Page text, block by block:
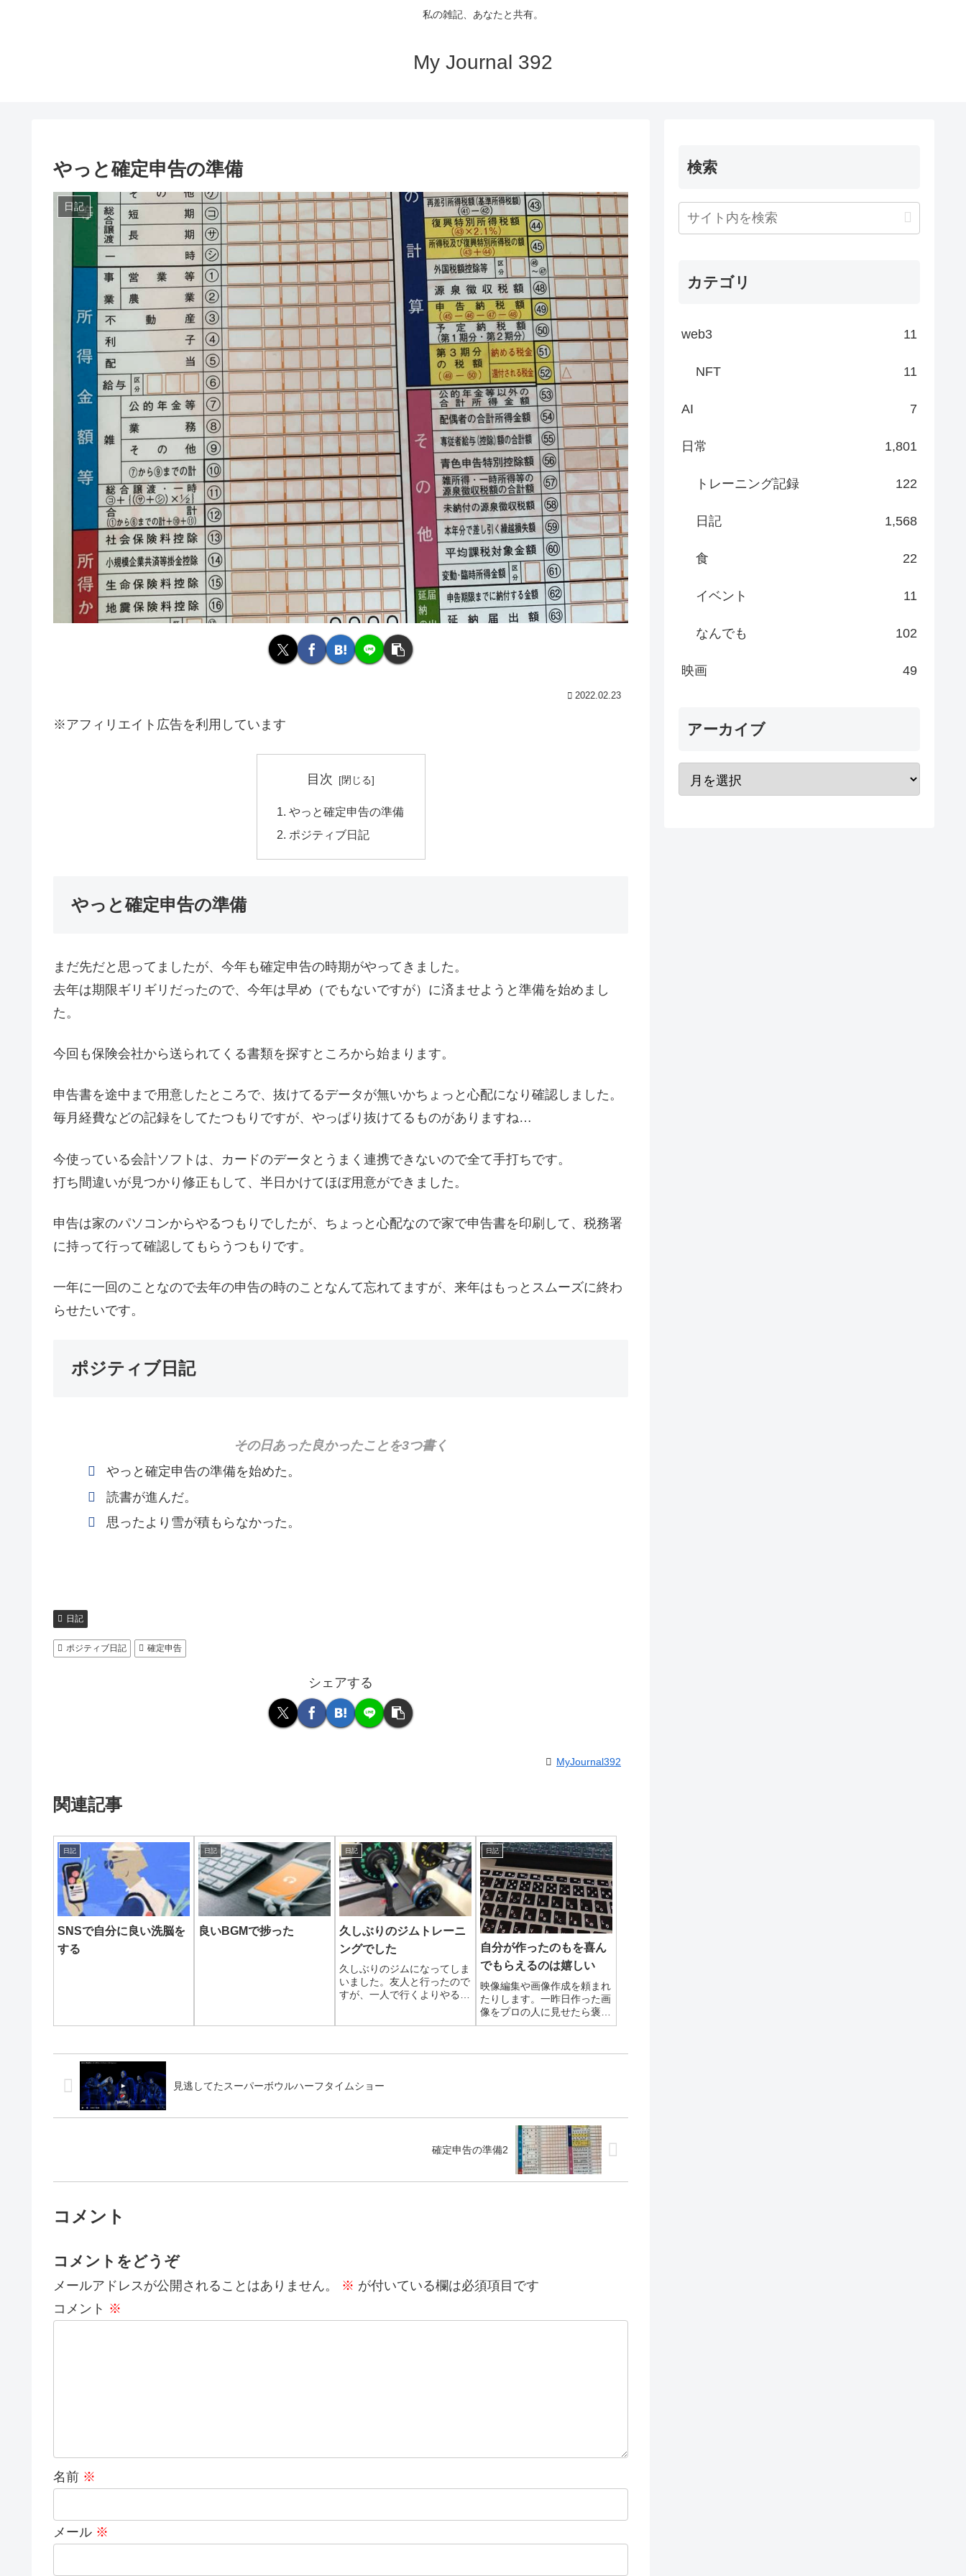
私の雑記、あなたと共有。
My Journal 392
やっと確定申告の準備
日記
2022.02.23
※アフィリエイト広告を利用しています
目次
やっと確定申告の準備
ポジティブ日記
やっと確定申告の準備
まだ先だと思ってましたが、今年も確定申告の時期がやってきました。
去年は期限ギリギリだったので、今年は早め（でもないですが）に済ませようと準備を始めまし
た。
今回も保険会社から送られてくる書類を探すところから始まります。
申告書を途中まで用意したところで、抜けてるデータが無いかちょっと心配になり確認しました。
毎月経費などの記録をしてたつもりですが、やっぱり抜けてるものがありますね…
今使っている会計ソフトは、カードのデータとうまく連携できないので全て手打ちです。
打ち間違いが見つかり修正もして、半日かけてほぼ用意ができました。
申告は家のパソコンからやるつもりでしたが、ちょっと心配なので家で申告書を印刷して、税務署
に持って行って確認してもらうつもりです。
一年に一回のことなので去年の申告の時のことなんて忘れてますが、来年はもっとスムーズに終わ
らせたいです。
ポジティブ日記
その日あった良かったことを3つ書く
やっと確定申告の準備を始めた。
読書が進んだ。
思ったより雪が積もらなかった。
日記
ポジティブ日記 確定申告
シェアする
MyJournal392
関連記事
日記
SNSで自分に良い洗脳を
する
日記
良いBGMで捗った
日記
久しぶりのジムトレーニ
ングでした
久しぶりのジムになってしま
いました。友人と行ったので
すが、一人で行くよりやる気
日記
自分が作ったのもを喜ん
でもらえるのは嬉しい
映像編集や画像作成を頼まれ
たりします。一昨日作った画
像をプロの人に見せたら褒め
られたらしいです。わざわざ
見逃してたスーパーボウルハーフタイムショー
確定申告の準備2
コメント
コメントをどうぞ
メールアドレスが公開されることはありません。 ※ が付いている欄は必須項目です
コメント ※
名前 ※
メール ※
検索
カテゴリ
web3 11
NFT 11
AI 7
日常 1,801
トレーニング記録 122
日記 1,568
食 22
イベント 11
なんでも 102
映画 49
アーカイブ